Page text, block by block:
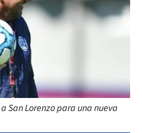
San Lorenzo para una nueva